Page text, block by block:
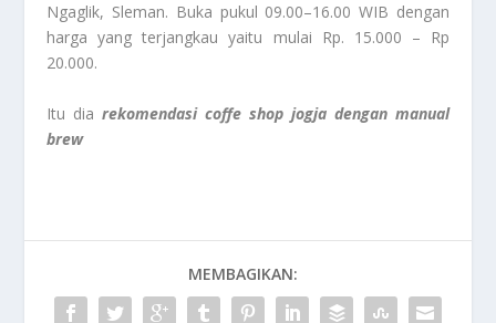
Ngaglik, Sleman. Buka pukul 09.00–16.00 WIB dengan
harga yang terjangkau yaitu mulai Rp. 15.000 – Rp
20.000.
Itu diarekomendasi coffe shop jogja dengan manual
brew
MEMBAGIKAN: